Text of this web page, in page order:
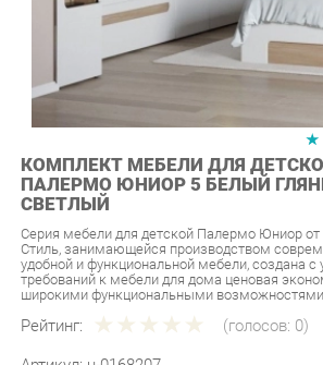
КОМПЛЕКТ МЕБЕЛИ ДЛЯ ДЕТСКОЙ
ПАЛЕРМО ЮНИОР 5 БЕЛЫЙ
СВЕТЛЫЙ
Серия мебели для детской Палермо Юниор от
удобной и функциональной мебели, создана с
требований к мебели для дома ценовая
широкими функциональными возможностями
Рейтинг: (голосов:0)
Артикул: u-0168207